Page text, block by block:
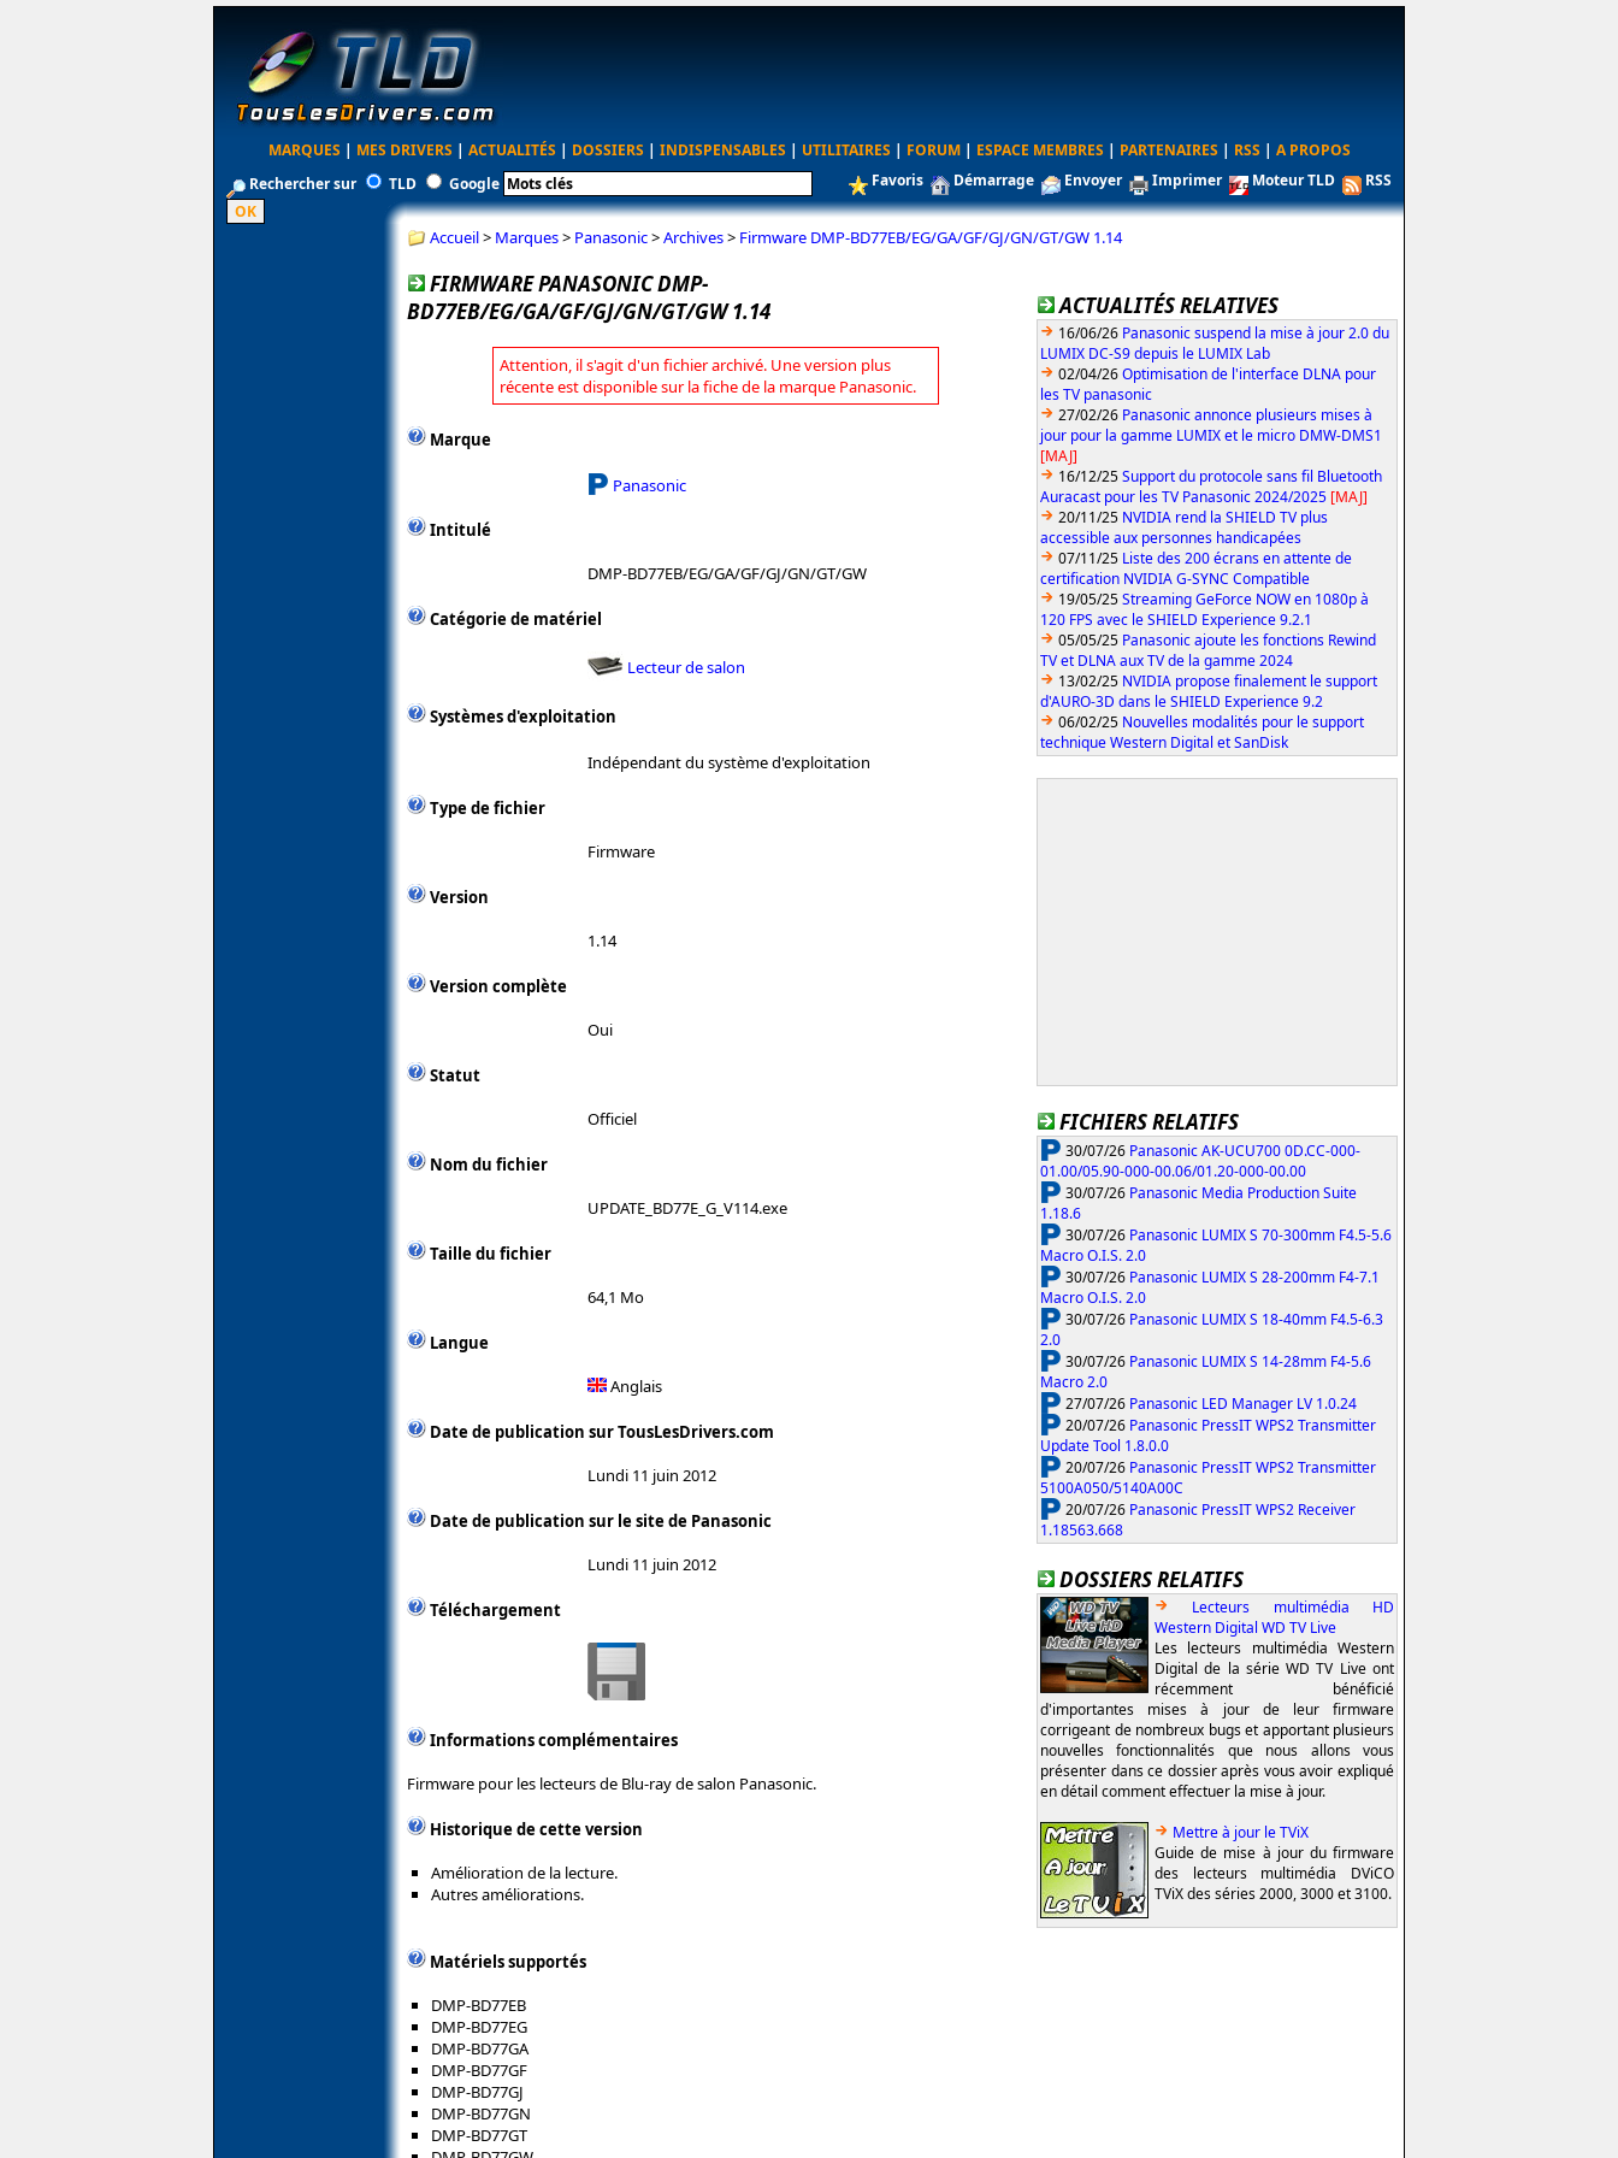
MARQUES | MES DRIVERS | ACTUALITÉS | DOSSIERS | INDISPENSABLES | UTILITAIRES | FORUM | ESPACE MEMBRES | PARTENAIRES | RSS | A PROPOS
Rechercher sur
TLD Google Favoris Démarrage Envoyer Imprimer Moteur TLD RSS
Accueil> Marques> Panasonic>Archives> Firmware DMP-BD77EB/EG/GA/GF/GJ/GN/GT/GW 1.14
FIRMWARE PANASONIC DMP-
BD77EB/EG/GA/GF/GJ/GN/GT/GW 1.14
Attention, il s'agit d'un fichier archivé. Une version plus
récente est disponible sur la fiche de la marque Panasonic.
Marque
Panasonic
Intitulé
DMP-BD77EB/EG/GA/GF/GJ/GN/GT/GW
Catégorie de matériel
Lecteur de salon
Systèmes d'exploitation
Indépendant du système d'exploitation
Type de fichier
Firmware
Version
1.14
Version complète
Oui
Statut
Officiel
Nom du fichier
UPDATE_BD77E_G_V114.exe
Taille du fichier
64,1 Mo
Langue
Anglais
Date de publication sur TousLesDrivers.com
Lundi 11 juin 2012
Date de publication sur le site de Panasonic
Lundi 11 juin 2012
Téléchargement
Informations complémentaires
Firmware pour les lecteurs de Blu-ray de salon Panasonic.
Historique de cette version
Amélioration de la lecture.
Autres améliorations.
Matériels supportés
DMP-BD77EB
DMP-BD77EG
DMP-BD77GA
DMP-BD77GF
DMP-BD77GJ
DMP-BD77GN
DMP-BD77GT
ACTUALITÉS RELATIVES
16/06/26 Panasonic suspend la mise à jour 2.0 du
LUMIX DC-S9 depuis le LUMIX Lab
02/04/26Optimisation de l'interface DLNA pour
les TV panasonic
27/02/26 Panasonic annonce plusieurs mises à
jour pour la gamme LUMIX et le micro DMW-DMS1
[MAJ]
16/12/25Support du protocole sans fil Bluetooth
Auracast pour les TV Panasonic 2024/2025 [MAJ]
20/11/25 NVIDIA rend la SHIELD TV plus
accessible aux personnes handicapées
07/11/25 Liste des 200 écrans en attente de
certification NVIDIA G-SYNC Compatible
19/05/25Streaming GeForce NOW en 1080p à
120 FPS avec le SHIELD Experience 9.2.1
05/05/25 Panasonic ajoute les fonctions Rewind
TV et DLNA aux TV de la gamme 2024
13/02/25 NVIDIA propose finalement le support
d'AURO-3D dans le SHIELD Experience 9.2
06/02/25 Nouvelles modalités pour le support
technique Western Digital et SanDisk
FICHIERS RELATIFS
30/07/26 Panasonic AK-UCU700 0D.CC-000-
01.00/05.90-000-00.06/01.20-000-00.00
30/07/26 Panasonic Media Production Suite
1.18.6
30/07/26 Panasonic LUMIX S 70-300mm F4.5-5.6
Macro O.I.S. 2.0
30/07/26 Panasonic LUMIX S 28-200mm F4-7.1
Macro O.I.S. 2.0
30/07/26 Panasonic LUMIX S 18-40mm F4.5-6.3
2.0
30/07/26 Panasonic LUMIX S 14-28mm F4-5.6
Macro 2.0
27/07/26 Panasonic LED Manager LV 1.0.24
20/07/26 Panasonic PressIT WPS2 Transmitter
Update Tool 1.8.0.0
20/07/26 Panasonic PressIT WPS2 Transmitter
5100A050/5140A00C
20/07/26 Panasonic PressIT WPS2 Receiver
1.18563.668
DOSSIERS RELATIFS
Lecteurs multimédia HD
Western Digital WD TV Live
Les lecteurs multimédia Western
Digital de la série WD TV Live ont
récemment bénéficié
d'importantes mises à jour de leur firmware
corrigeant de nombreux bugs et apportant plusieurs
nouvelles fonctionnalités que nous allons vous
présenter dans ce dossier après vous avoir expliqué
en détail comment effectuer la mise à jour.
Mettre à jour le TViX
Guide de mise à jour du firmware
des lecteurs multimédia DViCO
TViX des séries 2000, 3000 et 3100.